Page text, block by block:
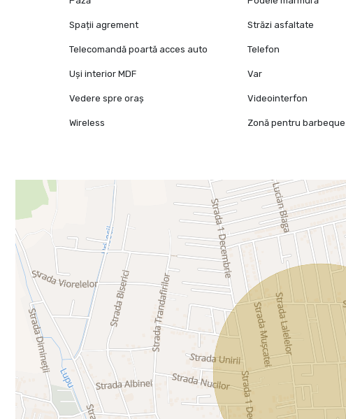
Spații agrement Străzi asfaltate
Telecomandă poartă acces auto Telefon
Uși interior MDF Var
Vedere spre oraș Videointerfon
Wireless Zonă pentru barbeque